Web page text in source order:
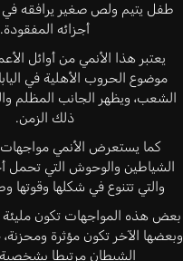
طفل يتيم ولص صغير يرافقه في
أجزائه المفقودة.
يعتبر هذا الأنمي من أوائل
موضوع الحروب الأهلية في
الشعب، ويظهر الجانب المظلم
ذلك الزمن.
كما يستعرض الأنمي مواجهات
الشياطين والوحوش التي تحمل
والتي تتنوع في شكلها وقوتها
بعض هذه المواجهات تكون مليئة
وبعضها الآخر تكون مؤثرة
الشيطان مرتبطا بشخصية